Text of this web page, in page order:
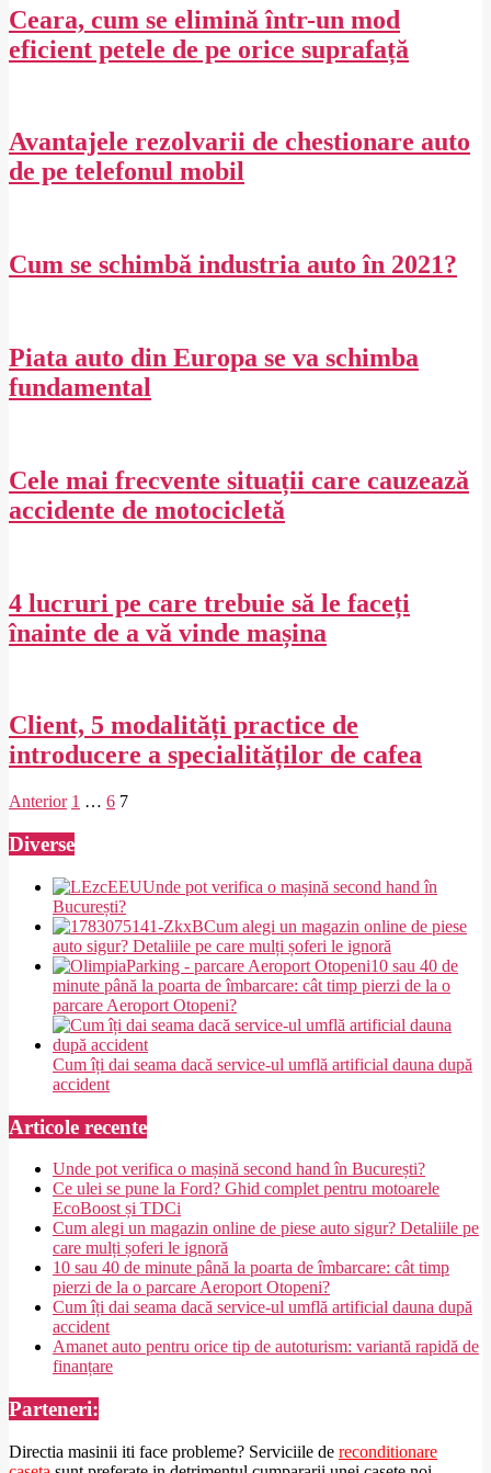
27
Ceara, cum se elimină într-un mod
eficient petele de pe orice suprafață
27
Avantajele rezolvarii de chestionare auto
de pe telefonul mobil
27
Cum se schimbă industria auto în 2021?
27
Piata auto din Europa se va schimba
fundamental
27
Cele mai frecvente situații care cauzează
accidente de motocicletă
27
4 lucruri pe care trebuie să le faceți
înainte de a vă vinde mașina
27
Client, 5 modalități practice de
introducere a specialităților de cafea
2020-
27
Paginație
articole
Anterior 1 … 6 7
Diverse
Unde pot verifica o mașină second hand în
București?
Cum alegi un magazin online de piese
auto sigur? Detaliile pe care mulți șoferi le ignoră
10 sau 40 de
minute până la poarta de îmbarcare: cât timp pierzi de la o
parcare Aeroport Otopeni?
Cum îți dai seama dacă service-ul umflă artificial dauna după
accident
Articole recente
Unde pot verifica o mașină second hand în București?
Ce ulei se pune la Ford? Ghid complet pentru motoarele
EcoBoost și TDCi
Cum alegi un magazin online de piese auto sigur? Detaliile pe
care mulți șoferi le ignoră
10 sau 40 de minute până la poarta de îmbarcare: cât timp
pierzi de la o parcare Aeroport Otopeni?
Cum îți dai seama dacă service-ul umflă artificial dauna după
accident
Amanet auto pentru orice tip de autoturism: variantă rapidă de
finanțare
Parteneri:
Directia masinii iti face probleme? Serviciile de reconditionare